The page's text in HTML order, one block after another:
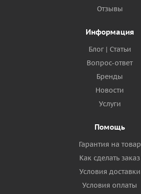
Отзывы
Информация
Блог | Статьи
Вопрос-ответ
Бренды
Новости
Услуги
Помощь
Гарантия на товар
Как сделать заказ
Условия доставки
Условия оплаты